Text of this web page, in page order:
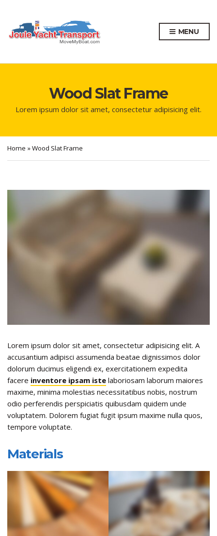
MENU
Wood Slat Frame
Lorem ipsum dolor sit amet, consectetur adipisicing elit.
Home »Wood Slat Frame
Lorem ipsum dolor sit amet, consectetur adipisicing elit. A
accusantium adipisci assumenda beatae dignissimos dolor
dolorum ducimus eligendi ex, exercitationem expedita
facere inventore ipsam iste laboriosam laborum maiores
maxime, minima molestias necessitatibus nobis, nostrum
odio perferendis perspiciatis quibusdam quidem unde
voluptatem. Dolorem fugiat fugit ipsum maxime nulla quos,
tempore voluptate.
Materials